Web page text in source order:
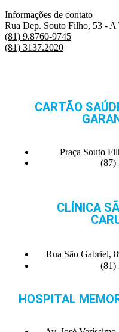
Informações de contato
Rua Dep. Souto Filho, 53 - A
(81) 9.8760-9745
(81) 3137.2020
CARTÃO
Praça Souto
(87)
CLÍNICA
Rua São Gabriel,
(81)
HOSPITAL